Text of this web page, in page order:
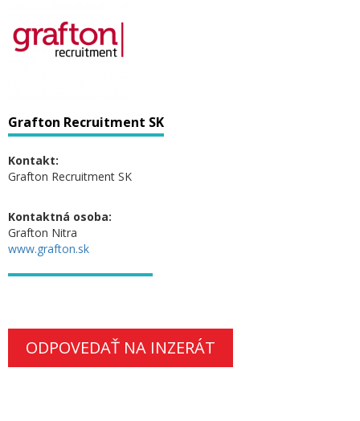
Grafton Recruitment SK
Kontakt:
Grafton Recruitment SK
Kontaktná osoba:
Grafton Nitra
www.grafton.sk
ODPOVEDAŤ NA INZERÁT